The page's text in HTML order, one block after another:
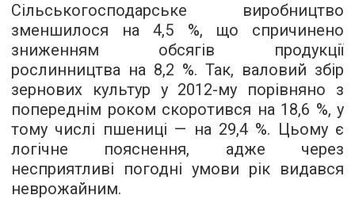
Сільськогосподарське виробництво
зменшилося на 4,5 %, що спричинено
зниженням обсягів продукції
рослинництва на 8,2 %. Так, валовий збір
зернових культур у 2012-му порівняно з
попереднім роком скоротився на 18,6 %, у
тому числі пшениці — на 29,4 %. Цьому є
логічне пояснення, адже через
несприятливі погодні умови рік видався
неврожайним.